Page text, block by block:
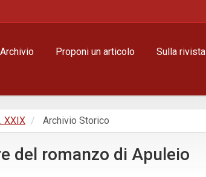
Archivio Proponi un articolo Sulla rivista
XXIX Archivio Storico
del romanzo di Apuleio